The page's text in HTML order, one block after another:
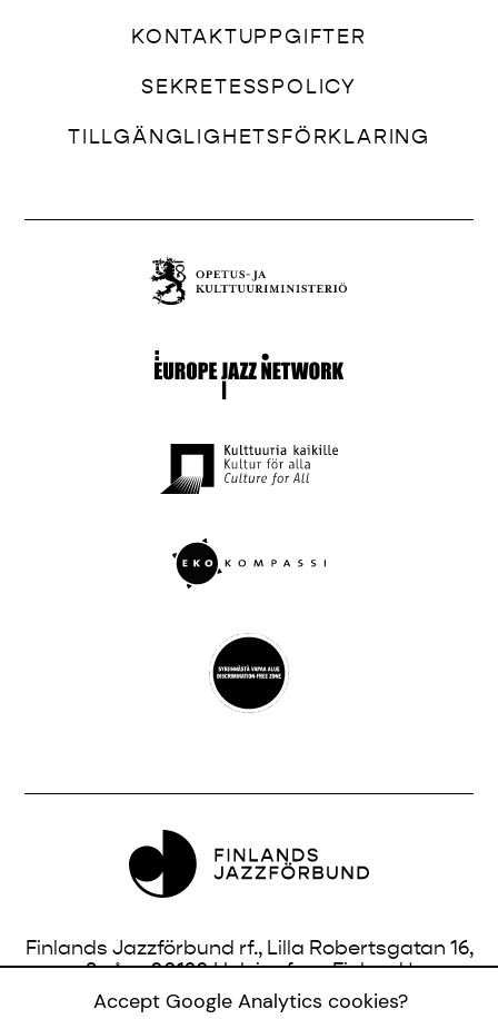
KONTAKTUPPGIFTER
SEKRETESSPOLICY
TILLGÄNGLIGHETSFÖRKLARING
Finlands Jazzförbund rf., Lilla Robertsgatan 16,
3 vån., 00120 Helsingfors, Finland |
info@jazzfinland.fi
Accept Google Analytics cookies?